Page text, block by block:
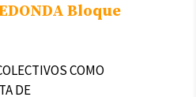
Bloque
COMO
DE